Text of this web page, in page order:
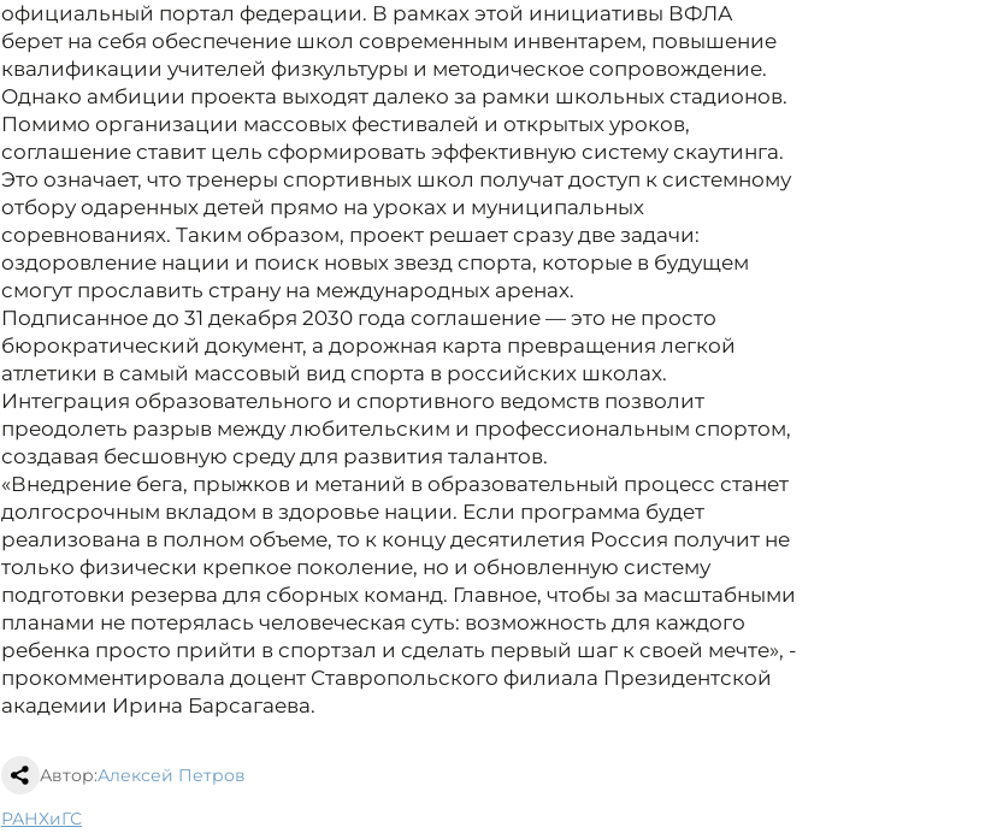
официальный портал федерации. В рамках этой инициативы ВФЛА
берет на себя обеспечение школ современным инвентарем, повышение
квалификации учителей физкультуры и методическое сопровождение.
Однако амбиции проекта выходят далеко за рамки школьных стадионов.
Помимо организации массовых фестивалей и открытых уроков,
соглашение ставит цель сформировать эффективную систему скаутинга.
Это означает, что тренеры спортивных школ получат доступ к системному
отбору одаренных детей прямо на уроках и муниципальных
соревнованиях. Таким образом, проект решает сразу две задачи:
оздоровление нации и поиск новых звезд спорта, которые в будущем
смогут прославить страну на международных аренах.
Подписанное до 31 декабря 2030 года соглашение — это не просто
бюрократический документ, а дорожная карта превращения легкой
атлетики в самый массовый вид спорта в российских школах.
Интеграция образовательного и спортивного ведомств позволит
преодолеть разрыв между любительским и профессиональным спортом,
создавая бесшовную среду для развития талантов.
«Внедрение бега, прыжков и метаний в образовательный процесс станет
долгосрочным вкладом в здоровье нации. Если программа будет
реализована в полном объеме, то к концу десятилетия Россия получит не
только физически крепкое поколение, но и обновленную систему
подготовки резерва для сборных команд. Главное, чтобы за масштабными
планами не потерялась человеческая суть: возможность для каждого
ребенка просто прийти в спортзал и сделать первый шаг к своей мечте», -
прокомментировала доцент Ставропольского филиала Президентской
академии Ирина Барсагаева.
Автор:Алексей Петров
РАНХиГС